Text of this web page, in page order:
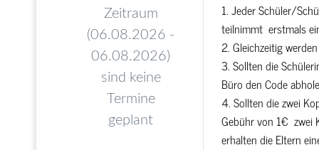
Jeder Schüler/
teilnimmt erstmals
Gleichzeitig
Sollten die
Büro den Code
Sollten die zwei
Gebühr von 1€ zwei
erhalten die Eltern